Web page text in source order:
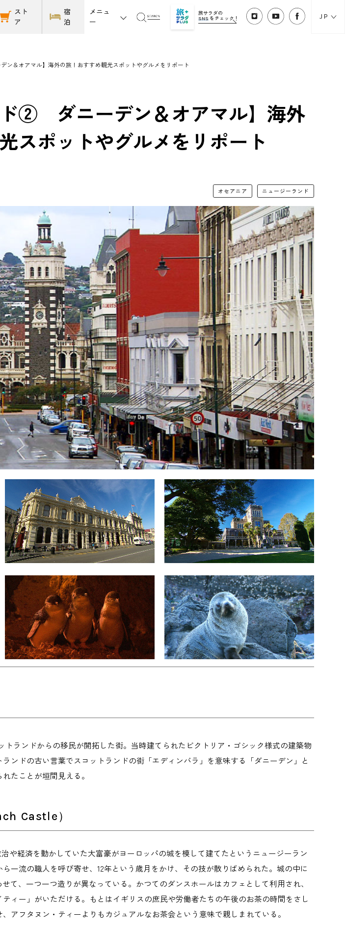
スト
ア
宿
泊
メニュ
ー
旅サラダの
SNS をチェック！ JP
ン＆オアマル】海外の旅！おすすめ観光スポットやグルメをリポート
ド② ダニーデン＆オアマル】海外
スポットやグルメをリポート
オセアニア ニュージーランド
トランドからの移民が開拓した街。当時建てられたビクトリア・ゴシック様式の建築物
ンドの古い言葉でスコットランドの街「エディンバラ」を意味する「ダニーデン」と
たことが垣間見える。
Castle）
や経済を動かしていた大富豪がヨーロッパの城を模して建てたというニュージーラン
一流の職人を呼び寄せ、12年という歳月をかけ、その技が散りばめられた。城の中に
て、一つ一つ造りが異なっている。かつてのダンスホールはカフェとして利用され、
ィー」がいただける。もとはイギリスの庶民や労働者たちの午後のお茶の時間をさし
アフタヌン・ティーよりもカジュアルなお茶会という意味で親しまれている。